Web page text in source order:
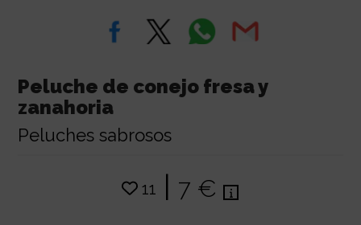
Peluche de conejo fresa y
zanahoria
Peluches sabrosos
11 | 7 €